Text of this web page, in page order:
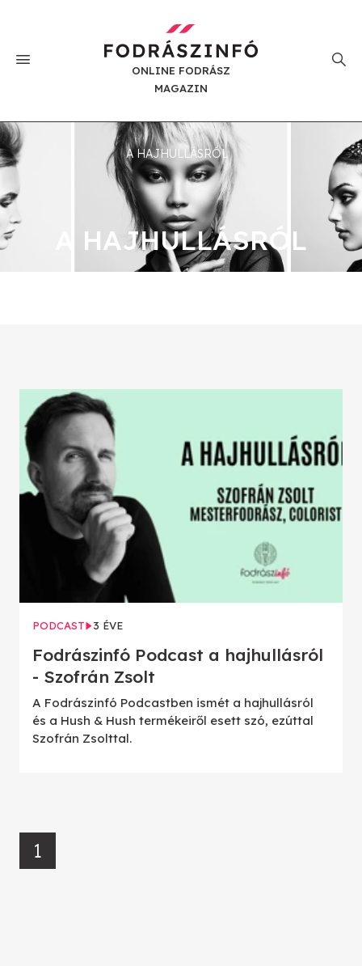
ONLINE FODRÁSZ
MAGAZIN
A HAJHULLÁSRÓL
A HAJHULLÁSRÓL
PODCAST 3 ÉVE
Fodrászinfó Podcast a hajhullásról
- Szofrán Zsolt
A Fodrászinfó Podcastben ismét a hajhullásról
és a Hush & Hush termékeiről esett szó, ezúttal
Szofrán Zsolttal.
1